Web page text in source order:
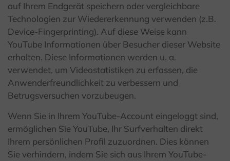
auf Ihrem Endgerät speichern oder vergleichbare
Technologien zur Wiedererkennung verwenden (z.B.
Device-Fingerprinting). Auf diese Weise kann
YouTube Informationen über Besucher dieser Website
erhalten. Diese Informationen werden u. a.
verwendet, um Videostatistiken zu erfassen, die
Anwenderfreundlichkeit zu verbessern und
Betrugsversuchen vorzubeugen.
Wenn Sie in Ihrem YouTube-Account eingeloggt sind,
ermöglichen Sie YouTube, Ihr Surfverhalten direkt
Ihrem persönlichen Profil zuzuordnen. Dies können
Sie verhindern, indem Sie sich aus Ihrem YouTube-